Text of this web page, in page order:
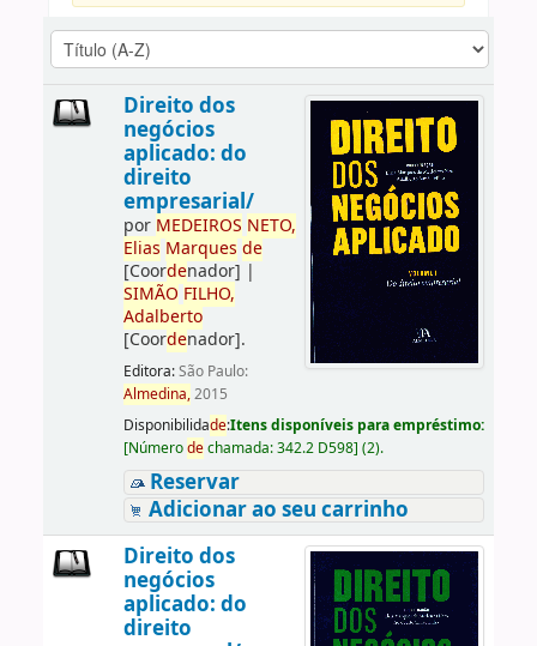
Direito dos
negócios
aplicado: do
direito
empresarial/
por MEDEIROS NETO,
Elias Marques de
[Coordenador] |
SIMÃO FILHO,
Adalberto
[Coordenador].
Editora:São Paulo:
Almedina,2015
Disponibilidade:Itens disponíveis para empréstimo:
[Númerodechamada:342.2 D598] (2).
Reservar
Adicionar ao seu carrinho
Direito dos
negócios
aplicado: do
direito